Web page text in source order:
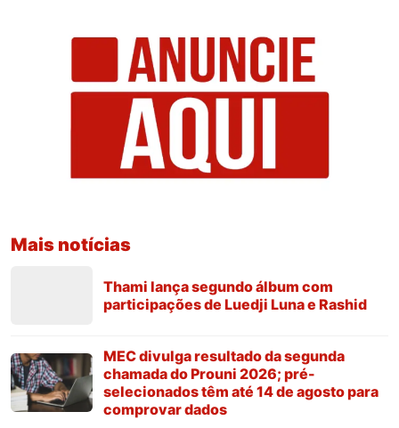
Mais notícias
Thami lança segundo álbum com
participações de Luedji Luna e Rashid
MEC divulga resultado da segunda
chamada do Prouni 2026; pré-
selecionados têm até 14 de agosto para
comprovar dados